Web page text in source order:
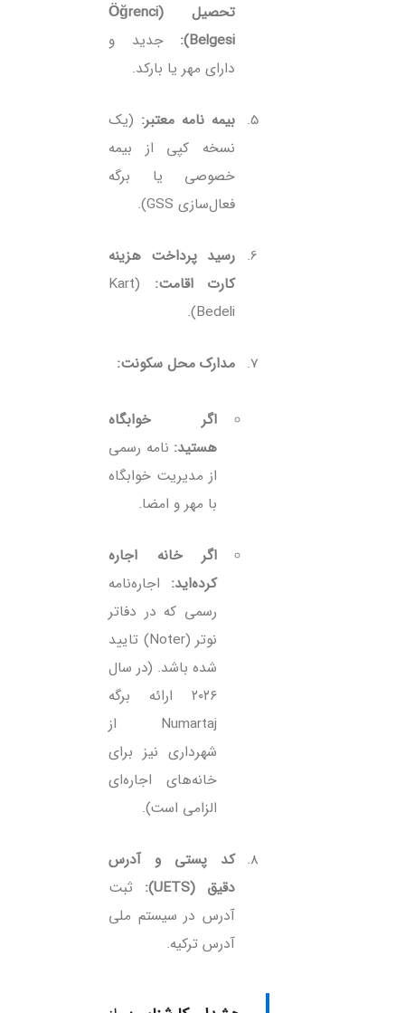
تحصیل (Öğrenci
Belgesi):
جدید و
دارای مهر یا بارکد.
بیمه نامه معتبر: (یک
نسخه کپی از بیمه
خصوصی یا برگه
فعال‌سازی GSS).
رسید پرداخت هزینه
کارت اقامت:
(Kart
Bedeli).
مدارک محل سکونت:
اگر خوابگاه
هستید: نامه رسمی
از مدیریت خوابگاه
با مهر و امضا.
اگر خانه اجاره
کرده‌اید: اجاره‌نامه
رسمی که در دفاتر
نوتر (Noter) تایید
شده باشد. (در سال
۲۰۲۶ ارائه برگه
Numartaj از
شهرداری نیز برای
خانه‌های اجاره‌ای
الزامی است).
کد پستی و آدرس
دقیق (UETS):
ثبت
آدرس در سیستم ملی
آدرس ترکیه.